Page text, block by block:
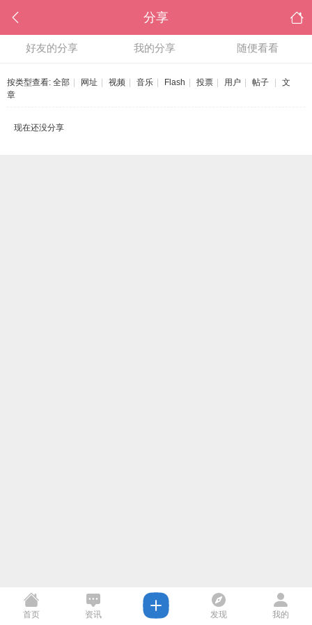
分享
好友的分享 我的分享 随便看看
按类型查看: 全部 网址 视频 音乐 Flash 投票 用户 帖子
文
章
现在还没分享
首页 资讯 发现 我的